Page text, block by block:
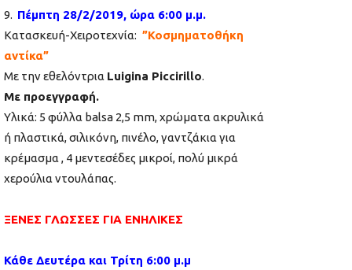
9. Πέμπτη 28/2/2019, ώρα 6:00 μ.μ.
Κατασκευή-Χειροτεχνία: ”Κοσμηματοθήκη
αντίκα”
Με την εθελόντρια Luigina Piccirillo.
Με προεγγραφή.
Υλικά: 5 φύλλα balsa 2,5 mm, χρώματα ακρυλικά
ή πλαστικά, σιλικόνη, πινέλο, γαντζάκια για
κρέμασμα , 4 μεντεσέδες μικροί, πολύ μικρά
χερούλια ντουλάπας.
ΞΕΝΕΣ ΓΛΩΣΣΕΣ ΓΙΑ ΕΝΗΛΙΚΕΣ
Κάθε Δευτέρα και Τρίτη 6:00 μ.μ